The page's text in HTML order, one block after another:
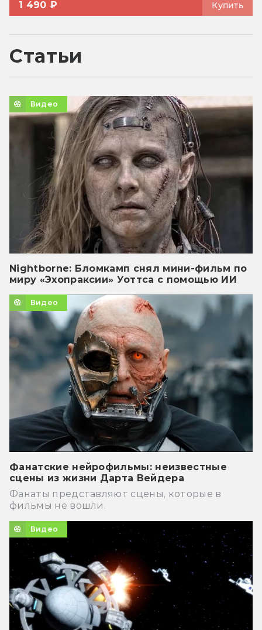
1 490 ₽ Купить
Статьи
Видео
Nightborne: Бломкамп снял мини-фильм по
миру «Эхопраксии» Уоттса с помощью ИИ
Видео
Фанатские нейрофильмы: неизвестные
сцены из жизни Дарта Вейдера
Фанаты представляют сцены, которые в
фильмы не вошли.
Видео